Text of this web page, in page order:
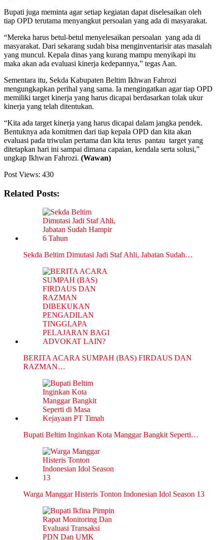
Bupati juga meminta agar setiap kegiatan dapat diselesaikan oleh
tiap OPD terutama menyangkut persoalan yang ada di masyarakat.
“Mereka harus betul-betul menyelesaikan persoalan yang ada di
masyarakat. Dari sekarang sudah bisa menginventarisir atas masalah
yang muncul. Kepala dinas yang kurang mampu menyikapi itu
maka akan ada evaluasi kinerja kedepannya,” tegas Aan.
Sementara itu, Sekda Kabupaten Beltim Ikhwan Fahrozi
mengungkapkan perihal yang sama. Ia mengingatkan agar tiap OPD
memiliki target kinerja yang harus dicapai berdasarkan tolak ukur
kinerja yang telah ditentukan.
“Kita ada target kinerja yang harus dicapai dalam jangka pendek.
Bentuknya ada komitmen dari tiap kepala OPD dan kita akan
evaluasi pada triwulan pertama dan kita terus pantau target yang
ditetapkan hari ini sampai dimana capaian, kendala serta solusi,”
ungkap Ikhwan Fahrozi. (Wawan)
Post Views: 430
Related Posts:
Sekda Beltim Dimutasi Jadi Staf Ahli, Jabatan Sudah…
BERITA ACARA SUMPAH (BAS) FIRDAUS DAN
RAZMAN…
Bupati Beltim Inginkan Kota Manggar Bangkit Seperti…
Warga Manggar Histeris Tonton Indonesian Idol Season 13